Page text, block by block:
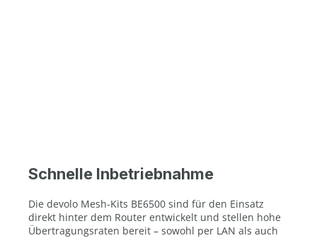
Schnelle Inbetriebnahme
Die devolo Mesh-Kits BE6500 sind für den Einsatz
direkt hinter dem Router entwickelt und stellen hohe
Übertragungsraten bereit – sowohl per LAN als auch